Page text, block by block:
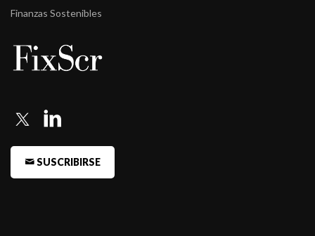
Finanzas Sostenibles
SUSCRIBIRSE